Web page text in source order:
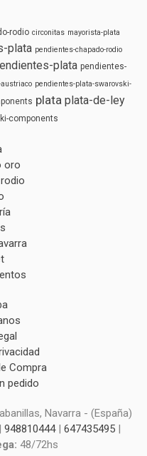
rodio circonitas mayorista-plata
plata pendientes-chapado-rodio
plata pendientes-
pendientes-plata-swarovski-
plata plata-de-ley
components
oro
Compra
pedido
Navarra - (España)
948810444| 647435495 |
48/72hs